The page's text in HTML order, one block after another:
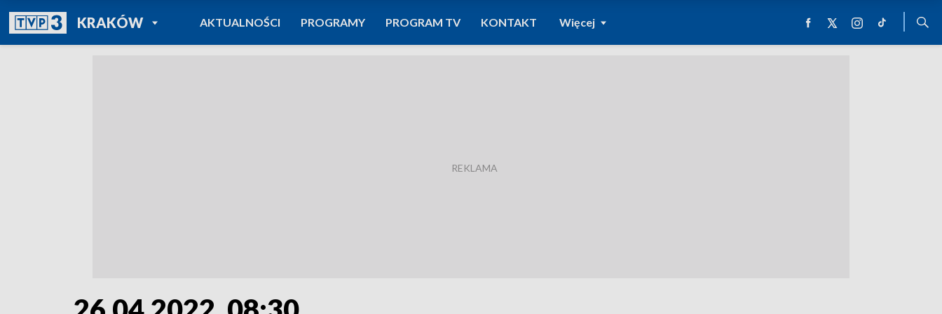
KRAKÓWPOWRÓT DO
TVP REGIONY
AKTUALNOŚCI PROGRAMY PROGRAM TV KONTAKT Więcej